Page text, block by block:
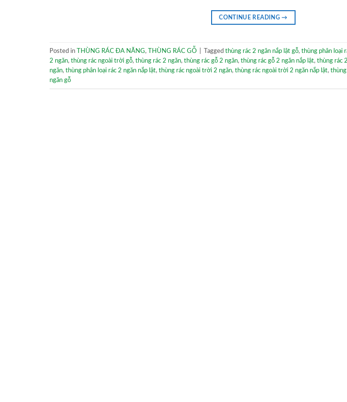
CONTINUE READING→
Posted in THÙNG RÁC ĐA NĂNG, THÙNG RÁC GỖ Tagged thùng rác 2 ngăn nắp lật gỗ, thùng phân loại
2 ngăn, thùng rác ngoài trời gỗ, thùng rác 2 ngăn, thùng rác gỗ 2 ngăn, thùng rác gỗ 2 ngăn nắp lật, thùng rác
ngăn, thùng phân loại rác 2 ngăn nắp lật, thùng rác ngoài trời 2 ngăn, thùng rác ngoài trời 2 ngăn nắp lật, thùng
ngăn gỗ